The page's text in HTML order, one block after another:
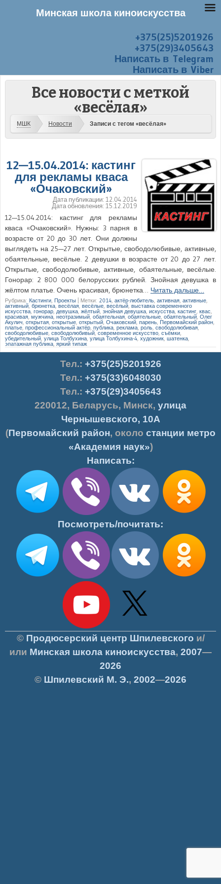
+375(25)5201926
+375(29)3405643
Написать в Telegram
Написать в Viber
Все новости с меткой
«весёлая»
МШК Новости Записи с тегом «весёлая»
12—15.04.2014: кастинг
для рекламы кваса
«Очаковский»
Дата публикации: 12.04.2014
Дата обновления: 15.12.2019
12—15.04.2014: кастинг для рекламы
кваса «Очаковский». Нужны: 3 парня в
возрасте от 20 до 30 лет. Они должны
выглядеть на 25—27 лет. Открытые, свободолюбивые, активные,
обаятельные, весёлые. 2 девушки в возрасте от 20 до 27 лет.
Открытые, свободолюбивые, активные, обаятельные, весёлые.
Гонорар: 2 800 000 белорусских рублей. Знойная девушка в
жёлтом платье. Очень красивая, брюнетка… Читать дальше…
Рубрика: Кастинги Проекты Метки: 2014 актёр-любитель активная активные
активный брюнетка весёлая весёлые весёлый выставка современного
искусства гонорар ,девушка, жёлтый знойная девушка искусства кастинг квас
красивая ,мужчина, неотразимый обаятельная ,обаятельные обаятельный Олег
Акулич открытая открытые открытый Очаковский парень Первомайский район
платье, профессиональный актёр публика реклама роль свободолюбивая,
свободолюбивые свободолюбивый ,современное искусство съёмки
убедительный улица Толбухина улица Толбухина-4 художник шатенка
эпатажная публика ,яркий типаж
Тел.: +375(25)5201926
Тел.: +375(33)6048030
Тел.: +375(29)3405643
220012, Беларусь, Минск, улица
Чернышевского, 10А
(Первомайский район, около станции метро
«Академия наук»)
Написать:
Посмотреть/почитать:
© Продюсерский центр Шпилевского и/
или Минская школа киноискусства, 2007—
2026
© Шпилевский М. Э., 2002—2026
Минская школа киноискусства